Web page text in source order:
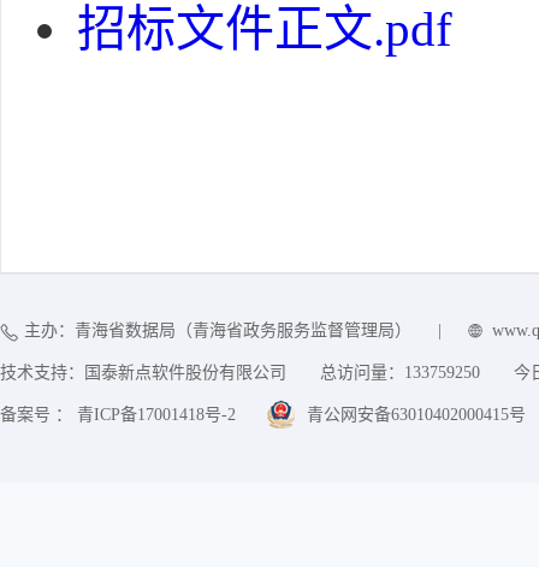
招标文件正文.pdf
主办：青海省数据局（青海省政务服务监督管理局）
技术支持：国泰新点软件股份有限公司 总访问量： 133759250 今
备案号 ： 青ICP备17001418号-2 青公网安备63010402000415号